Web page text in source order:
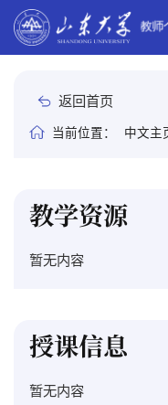
当前位置： 中文主
返回首页
教学资源
暂无内容
授课信息
暂无内容